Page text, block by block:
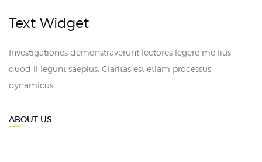
Text Widget
Investigationes demonstraverunt lectores legere me lius
quod ii legunt saepius. Claritas est etiam processus
dynamicus.
ABOUT US